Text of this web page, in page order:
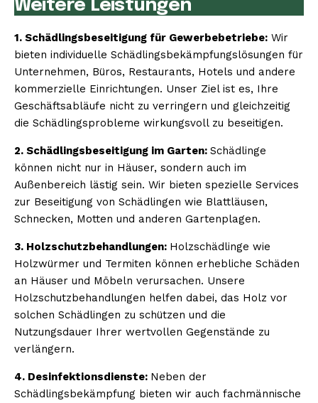
Weitere Leistungen
1. Schädlingsbeseitigung für Gewerbebetriebe: Wir
bieten individuelle Schädlingsbekämpfungslösungen für
Unternehmen, Büros, Restaurants, Hotels und andere
kommerzielle Einrichtungen. Unser Ziel ist es, Ihre
Geschäftsabläufe nicht zu verringern und gleichzeitig
die Schädlingsprobleme wirkungsvoll zu beseitigen.
2. Schädlingsbeseitigung im Garten: Schädlinge
können nicht nur in Häuser, sondern auch im
Außenbereich lästig sein. Wir bieten spezielle Services
zur Beseitigung von Schädlingen wie Blattläusen,
Schnecken, Motten und anderen Gartenplagen.
3. Holzschutzbehandlungen: Holzschädlinge wie
Holzwürmer und Termiten können erhebliche Schäden
an Häuser und Möbeln verursachen. Unsere
Holzschutzbehandlungen helfen dabei, das Holz vor
solchen Schädlingen zu schützen und die
Nutzungsdauer Ihrer wertvollen Gegenstände zu
verlängern.
4. Desinfektionsdienste: Neben der
Schädlingsbekämpfung bieten wir auch fachmännische